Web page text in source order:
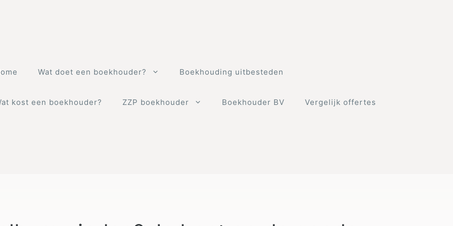
Wat doet een boekhouder? Boekhouding uitbesteden
kost een boekhouder? ZZP boekhouder Boekhouder BV Vergelijk offertes